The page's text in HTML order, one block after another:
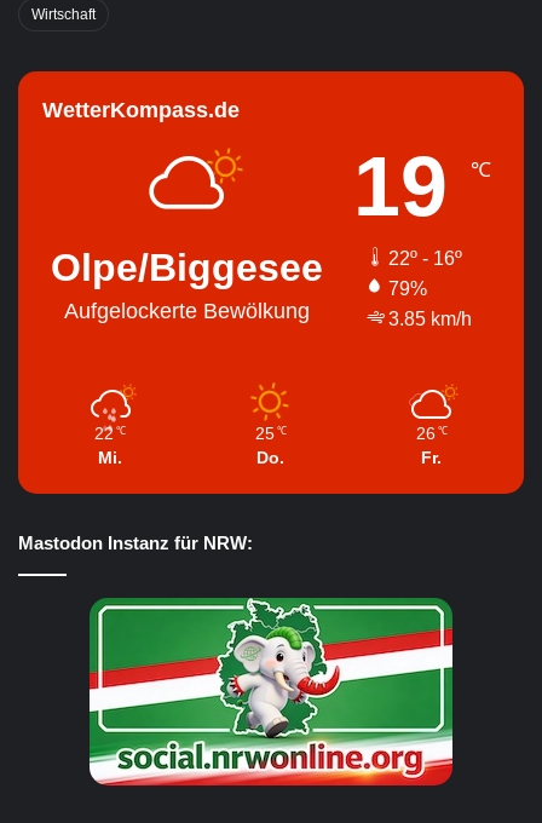
Wirtschaft
WetterKompass.de
Olpe/Biggesee
Aufgelockerte Bewölkung
19 ℃
22º - 16º
79%
3.85 km/h
22 ℃
Mi.
25 ℃
Do.
26 ℃
Fr.
Mastodon Instanz für NRW: